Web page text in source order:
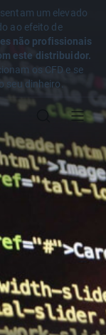
um elevado
ao efeito de
não profissionais
este distribuidor.
os CFD e se
seu dinheiro.